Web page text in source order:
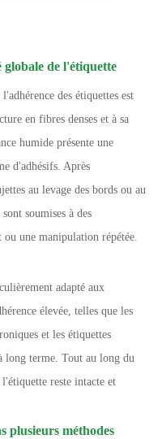
de l'étiquette
des étiquettes est
en fibres denses et à sa
humide présente une
d'adhésifs. Après
au levage des bords ou au
soumises à des
une manipulation répétée.
adapté aux
élevée, telles que les
et les étiquettes
long terme. Tout au long du
reste intacte et
plusieurs méthodes